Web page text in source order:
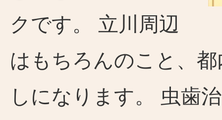
クです。 立川周辺
はもちろんのこと、
しになります。 虫歯